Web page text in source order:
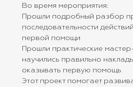
Во время мероприятия:
Прошли подробный разбор
последовательности
первой помощи
Прошли практические
научились правильно
оказывать первую помощь
Этот проект помогает